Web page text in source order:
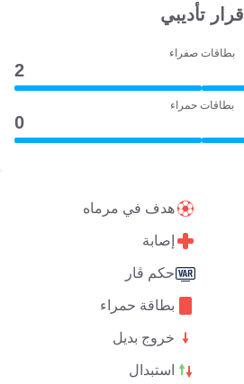
قرار تأديبي
بطاقات صفراء
2
بطاقات حمراء
0
هدف في مرماه
إصابة
حكم ڤار
بطاقة حمراء
خروج بديل
استبدال